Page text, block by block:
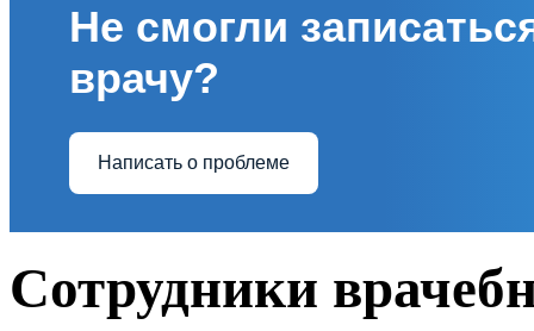
Не смогли
врачу?
Написать о проблеме
Сотрудники